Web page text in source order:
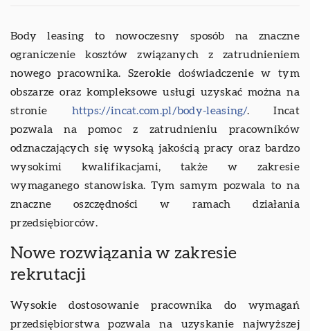
Body leasing to nowoczesny sposób na znaczne
ograniczenie kosztów związanych z zatrudnieniem
nowego pracownika. Szerokie doświadczenie w tym
obszarze oraz kompleksowe usługi uzyskać można na
stronie https://incat.com.pl/body-leasing/. Incat
pozwala na pomoc z zatrudnieniu pracowników
odznaczających się wysoką jakością pracy oraz bardzo
wysokimi kwalifikacjami, także w zakresie
wymaganego stanowiska. Tym samym pozwala to na
znaczne oszczędności w ramach działania
przedsiębiorców.
Nowe rozwiązania w zakresie
rekrutacji
Wysokie dostosowanie pracownika do wymagań
przedsiębiorstwa pozwala na uzyskanie najwyższej